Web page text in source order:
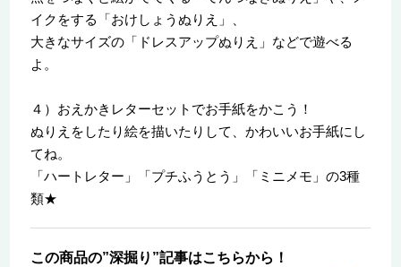
イクをする「おけしょうぬりえ」、
大きなサイズの「ドレスアップぬりえ」などで遊べる
よ。
４）おえかきレターセットでお手紙をかこう！
ぬりえをしたり絵を描いたりして、かわいいお手紙にし
てね。
「ハートレター」「プチふうとう」「ミニメモ」の3種
類★
この商品の”深掘り”記事はこちらから！